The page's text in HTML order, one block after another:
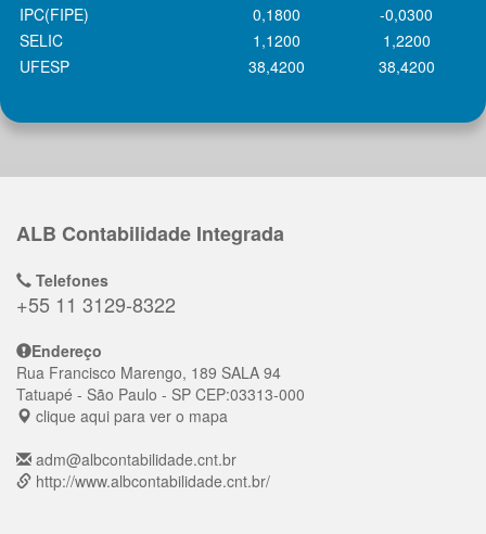
IPC(FIPE)
0,1800
-0,0300
SELIC
1,1200
1,2200
UFESP
38,4200 38,4200
ALB Contabilidade Integrada
Telefones
+55 11 3129-8322
Endereço
Rua Francisco Marengo, 189 SALA 94
Tatuapé - São Paulo - SP CEP:03313-000
clique aqui para ver o mapa
adm@albcontabilidade.cnt.br
http://www.albcontabilidade.cnt.br/